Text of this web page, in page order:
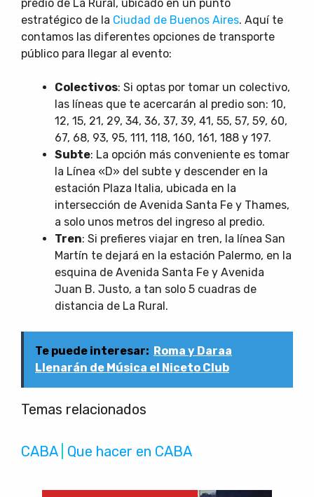
predio de La Rural, ubicado en un punto
estratégico de la Ciudad de Buenos Aires. Aquí te
contamos las diferentes opciones de transporte
público para llegar al evento:
Colectivos: Si optas por tomar un colectivo,
las líneas que te acercarán al predio son: 10,
12, 15, 21, 29, 34, 36, 37, 39, 41, 55, 57, 59, 60,
67, 68, 93, 95, 111, 118, 160, 161, 188 y 197.
Subte: La opción más conveniente es tomar
la Línea «D» del subte y descender en la
estación Plaza Italia, ubicada en la
intersección de Avenida Santa Fe y Thames,
a solo unos metros del ingreso al predio.
Tren: Si prefieres viajar en tren, la línea San
Martín te dejará en la estación Palermo, en la
esquina de Avenida Santa Fe y Avenida
Juan B. Justo, a tan solo 5 cuadras de
distancia de La Rural.
Te puede interesar: Roma y Daraa
Llenarán de Música el Niceto Club
Temas relacionados
CABA | Que hacer en CABA